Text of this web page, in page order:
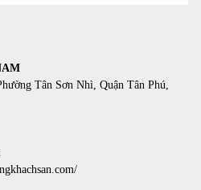
Tân Sơn Nhì, Quận Tân Phú,